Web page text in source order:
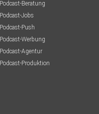
Podcast-Beratung
Podcast-Jobs
Podcast-Push
Podcast-Werbung
Podcast-Agentur
Podcast-Produktion